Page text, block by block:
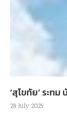
‘สุโขทัย’ ระท
28 July 2025